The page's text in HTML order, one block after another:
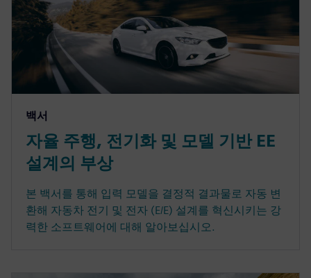
백서
자율 주행, 전기화 및 모델 기반 EE
설계의 부상
본 백서를 통해 입력 모델을 결정적 결과물로 자동 변
환해 자동차 전기 및 전자 (E/E) 설계를 혁신시키는 강
력한 소프트웨어에 대해 알아보십시오.